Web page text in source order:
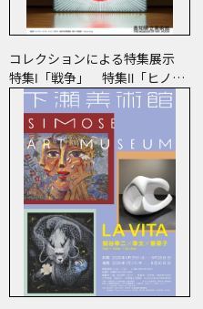
コレクションによる特集展示
特集Ⅰ「戦争」 特集Ⅱ「ヒノマ
ル・イルミネーション」